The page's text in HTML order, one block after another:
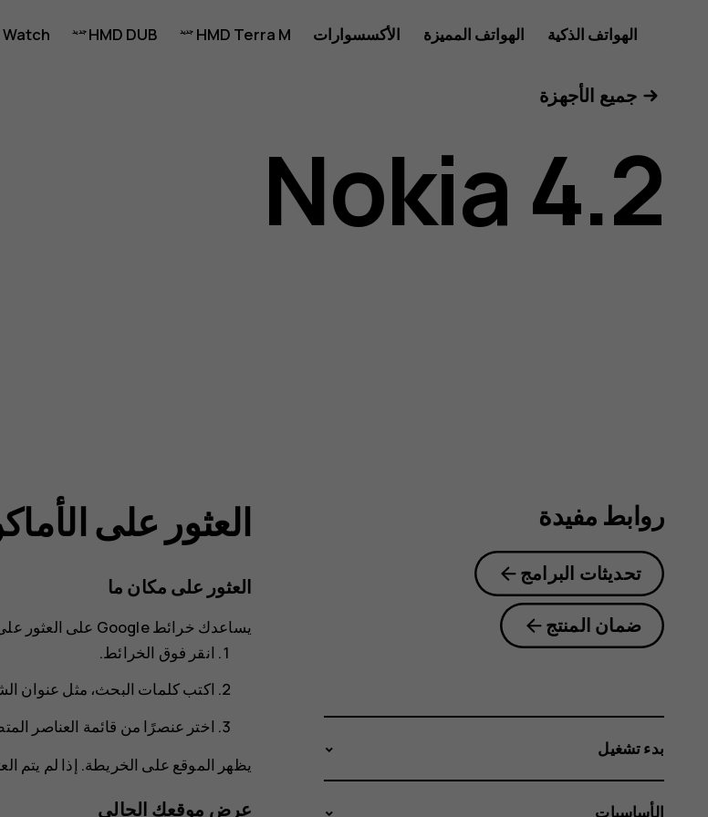
دليل
مستخدم
هاتف
الهواتف الذكية الهواتف المميزة الأكسسوارات HMD Terra M
HMD DUB
Watch
جميع الأجهزة
Nokia 4.2
العثور على
العثور على مكان ما
يساعدك خرائط Google
على العثور
انقر فوق الخرائط.
اكتب كلمات البحث، مثل عنوان
اختر عنصرًا من قائمة العناصر
يظهر الموقع على الخريطة. إذا لم يتم
عرض موقعك الحالي
روابط مفيدة
تحديثات البرامج
ضمان المنتج
بدء تشغيل
الأساسيات